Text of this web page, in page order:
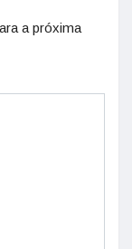
a próxima